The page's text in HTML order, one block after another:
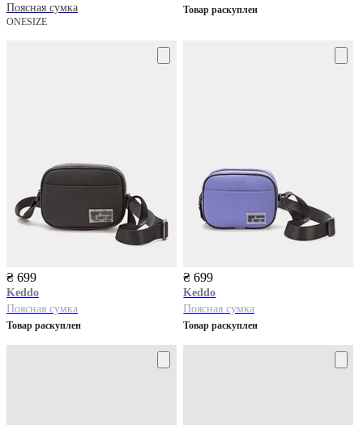
Поясная сумка
ONESIZE
Товар раскуплен
₴ 699
Keddo
Поясная сумка
Товар раскуплен
₴ 699
Keddo
Поясная сумка
Товар раскуплен